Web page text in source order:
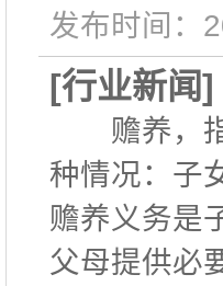
发布时间：
[行业新闻]
赡养，指
种情况：
赡养义务是
父母提供必